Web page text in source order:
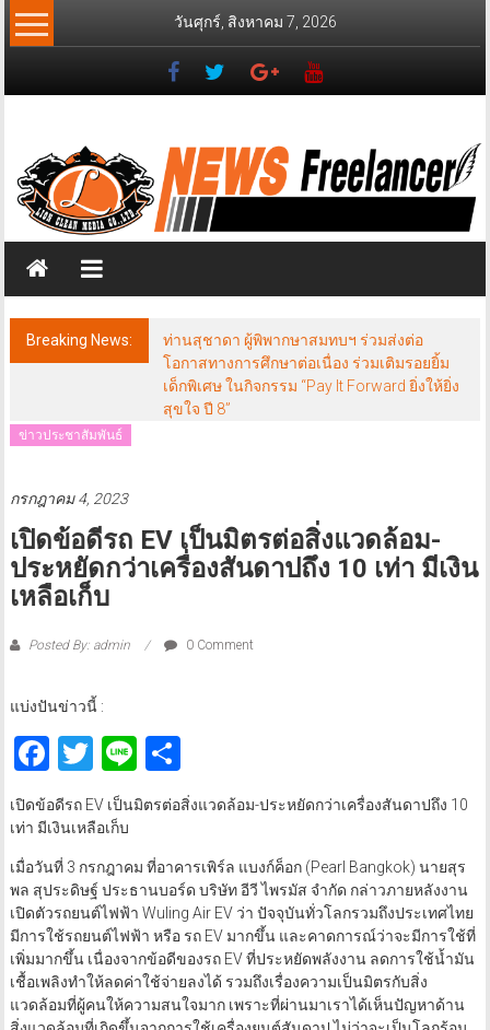
Skip
to
วันศุกร์, สิงหาคม 7, 2026
News
Freelancer
วส์
ฟรี
แลน
เซอร์
Breaking News:
ท่านสุชาดา ผู้พิพากษาสมทบฯ ร่วมส่งต่อ
โอกาสทางการศึกษาต่อเนื่อง ร่วมเติมรอยยิ้ม
เด็กพิเศษ ในกิจกรรม “Pay It Forward ยิ่งให้ยิ่ง
สุขใจ ปี 8”
ข่าวประชาสัมพันธ์
กรกฎาคม 4, 2023
เปิดข้อดีรถ EV เป็นมิตรต่อสิ่งแวดล้อม-
ประหยัดกว่าเครื่องสันดาปถึง 10 เท่า มีเงิน
เหลือเก็บ
Posted By: admin 0 Comment
แบ่งปันข่าวนี้ :
Facebook
Twitter
LineShare
เปิดข้อดีรถ EV เป็นมิตรต่อสิ่งแวดล้อม-ประหยัดกว่าเครื่องสันดาปถึง 10
เท่า มีเงินเหลือเก็บ
เมื่อวันที่ 3 กรกฎาคม ที่อาคารเพิร์ล แบงก์ค็อก (Pearl Bangkok) นายสุร
พล สุประดิษฐ์ ประธานบอร์ด บริษัท อีวี ไพรมัส จำกัด กล่าวภายหลังงาน
เปิดตัวรถยนต์ไฟฟ้า Wuling Air EV ว่า ปัจจุบันทั่วโลกรวมถึงประเทศไทย
มีการใช้รถยนต์ไฟฟ้า หรือ รถ EV มากขึ้น และคาดการณ์ว่าจะมีการใช้ที่
เพิ่มมากขึ้น เนื่องจากข้อดีของรถ EV ที่ประหยัดพลังงาน ลดการใช้น้ำมัน
เชื้อเพลิงทำให้ลดค่าใช้จ่ายลงได้ รวมถึงเรื่องความเป็นมิตรกับสิ่ง
แวดล้อมที่ผู้คนให้ความสนใจมาก เพราะที่ผ่านมาเราได้เห็นปัญหาด้าน